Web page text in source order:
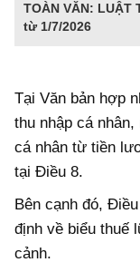
TOÀN VĂN: LUẬT
từ 1/7/2026
Tại Văn bản hợp
thu nhập cá
cá nhân từ tiền
tại Điều 8.
Bên cạnh đó,
định về biểu thuế
cảnh.